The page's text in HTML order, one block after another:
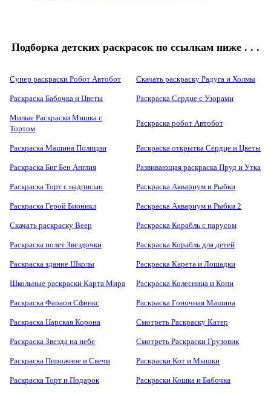
Подборка детских раскрасок по ссылкам ниже . . .
Супер раскраски Робот Автобот Скачать раскраску Радуга и Холмы
Раскраска Бабочка и Цветы Раскраска Сердце с Узорами
Милые Раскраски Мишка с
Тортом
Раскраска робот Автобот
Раскраска Машина Полиции Раскраска открытка Сердце и Цветы
Раскраска Биг Бен Англия Развивающая раскраска Пруд и Утка
Раскраска Торт с надписью Раскраска Аквариум и Рыбки
Раскраска Герой Бионикл Раскраска Аквариум и Рыбки 2
Скачать раскраску Веер Раскраска Корабль с парусом
Раскраска полет Звездочки Раскраска Корабль для детей
Раскраска здание Школы Раскраска Карета и Лошадки
Школьные раскраски Карта Мира Раскраска Колесница и Кони
Раскраска Фараон Сфинкс Раскраска Гоночная Машина
Раскраска Царская Корона Смотреть Раскраску Катер
Раскраска Звезда на небе Смотреть Раскраски Грузовик
Раскраска Пирожное и Свечи Раскраски Кот и Мышки
Раскраска Торт и Подарок Раскраски Кошка и Бабочка